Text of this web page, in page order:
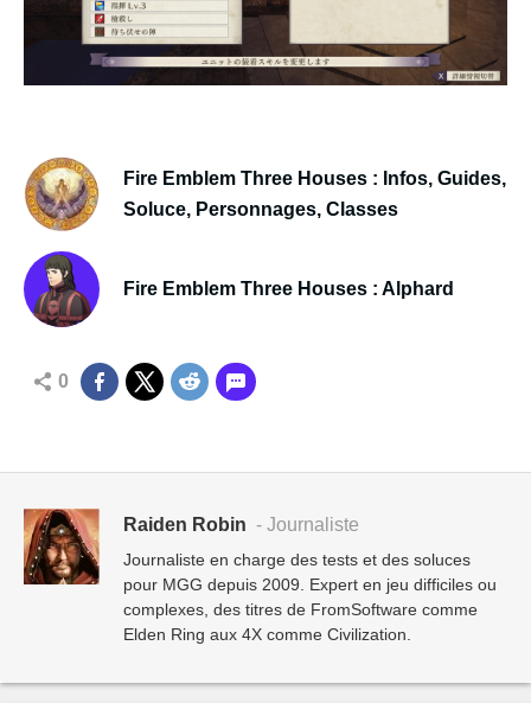
Fire Emblem Three Houses : Infos, Guides,
Soluce, Personnages, Classes
Fire Emblem Three Houses : Alphard
0
Raiden Robin - Journaliste
Journaliste en charge des tests et des soluces
pour MGG depuis 2009. Expert en jeu difficiles ou
complexes, des titres de FromSoftware comme
Elden Ring aux 4X comme Civilization.